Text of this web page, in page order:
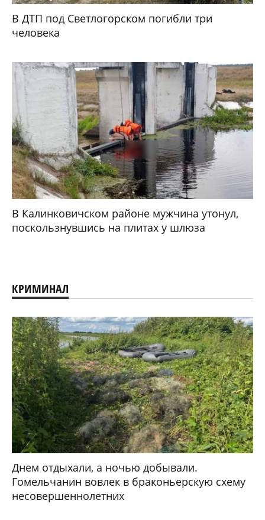
В ДТП под Светлогорском погибли три
человека
В Калинковичском районе мужчина утонул,
поскользнувшись на плитах у шлюза
КРИМИНАЛ
Днем отдыхали, а ночью добывали.
Гомельчанин вовлек в браконьерскую схему
несовершеннолетних